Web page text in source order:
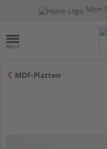
Mein
MDF-Platten